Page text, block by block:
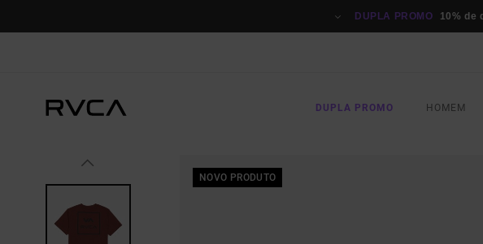
DUPLA PROMO 10% de
DUPLA PROMO HOMEM
NOVO PRODUTO